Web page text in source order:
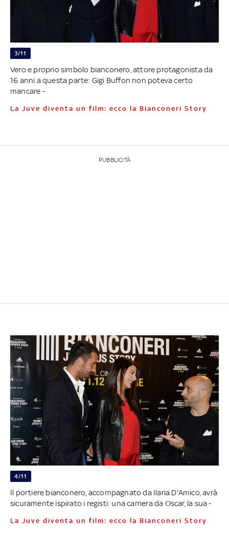
3/11
Vero e proprio simbolo bianconero, attore protagonista da
16 anni a questa parte: Gigi Buffon non poteva certo
mancare -
La Juve diventa un film: ecco la Bianconeri Story
PUBBLICITÀ
4/11
Il portiere bianconero, accompagnato da Ilaria D'Amico, avrà
sicuramente ispirato i registi: una carriera da Oscar, la sua -
La Juve diventa un film: ecco la Bianconeri Story